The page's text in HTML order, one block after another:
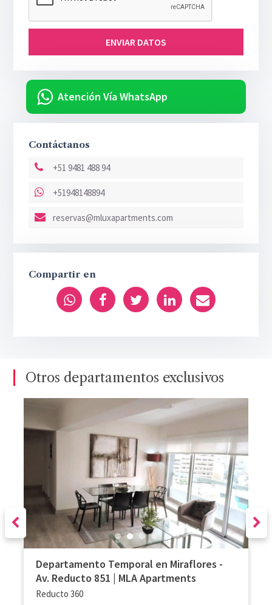
ENVIAR DATOS
Atención Vía WhatsApp
Contáctanos
+51 9481 488 94
+51948148894
reservas@mluxapartments.com
Compartir en
Otros departamentos exclusivos
Departamento Temporal en Miraflores -
Av. Reducto 851 | MLA Apartments
Reducto 360